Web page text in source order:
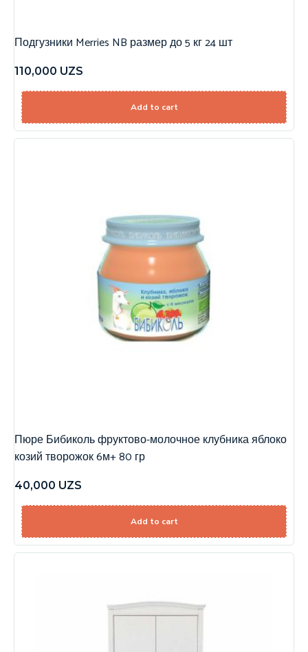
Подгузники Merries NB размер до 5 кг 24 шт
110,000 UZS
Add to cart
Пюре Бибиколь фруктово-молочное клубника яблоко
козий творожок 6м+ 80 гр
40,000 UZS
Add to cart